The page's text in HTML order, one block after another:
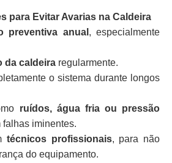
para Evitar Avarias na Caldeira
preventiva anual , especialmente
da caldeira regularmente.
o sistema durante longos
ruídos, água fria ou pressão
iminentes.
técnicos profissionais, para não
do equipamento.